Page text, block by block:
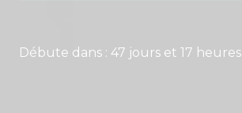
Débute dans : 47 jours et 17 heures